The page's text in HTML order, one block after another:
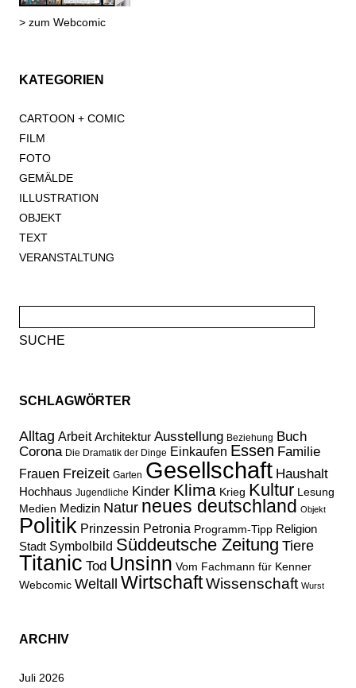
> zum Webcomic
KATEGORIEN
CARTOON + COMIC
FILM
FOTO
GEMÄLDE
ILLUSTRATION
OBJEKT
TEXT
VERANSTALTUNG
nach:
SCHLAGWÖRTER
Alltag Arbeit Architektur Ausstellung Beziehung Buch
Corona Die Dramatik der Dinge Einkaufen Essen Familie
Frauen Freizeit Garten Gesellschaft Haushalt
Hochhaus Jugendliche Kinder Klima Krieg Kultur Lesung
Medien Medizin Natur neues deutschland Objekt
Politik Prinzessin Petronia Programm-Tipp Religion
Stadt Symbolbild Süddeutsche Zeitung Tiere
Titanic Tod Unsinn Vom Fachmann für Kenner
Webcomic Weltall WirtschaftWissenschaft Wurst
ARCHIV
Juli 2026